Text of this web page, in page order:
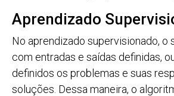
Aprendizado
No aprendizado supervisionado, o
com entradas e saídas definidas,
definidos os problemas e suas
soluções. Dessa maneira, o